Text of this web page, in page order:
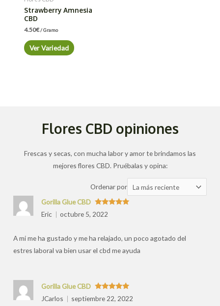
Strawberry Amnesia
CBD
4.50€/ Gramo
Ver Variedad
Flores CBD opiniones
Frescas y secas, con mucha labor y amor te brindamos las
mejores flores CBD. Pruébalas y opina:
Ordenar por Ordenar
las
Valorado
con
Gorilla Glue CBD
Eric
octubre 5, 2022
A mi me ha gustado y me ha relajado, un poco agotado del
estres laboral va bien usar el cbd me ayuda
Valorado
con5de 5
Gorilla Glue CBD
JCarlos
septiembre 22, 2022